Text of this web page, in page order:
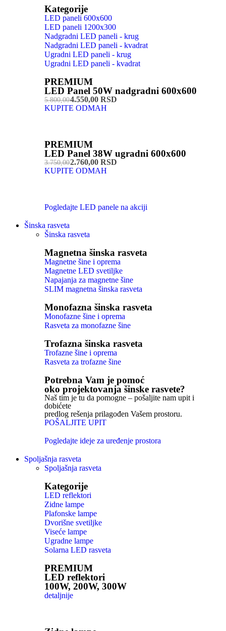
Kategorije
LED paneli 600x600
LED paneli 1200x300
Nadgradni LED paneli - krug
Nadgradni LED paneli - kvadrat
Ugradni LED paneli - krug
Ugradni LED paneli - kvadrat
PREMIUM
LED Panel 50W nadgradni 600x600
5.800,004.550,00 RSD
KUPITE ODMAH
PREMIUM
LED Panel 38W ugradni 600x600
3.750,002.760,00 RSD
KUPITE ODMAH
Pogledajte LED panele na akciji
Šinska rasveta
Šinska rasveta
Magnetna šinska rasveta
Magnetne šine i oprema
Magnetne LED svetiljke
Napajanja za magnetne šine
SLIM magnetna šinska rasveta
Monofazna šinska rasveta
Monofazne šine i oprema
Rasveta za monofazne šine
Trofazna šinska rasveta
Trofazne šine i oprema
Rasveta za trofazne šine
Potrebna Vam je pomoć
oko projektovanja šinske rasvete?
Naš tim je tu da pomogne – pošaljite nam upit i
dobićete
predlog rešenja prilagođen Vašem prostoru.
POŠALJITE UPIT
Pogledajte ideje za uređenje prostora
Spoljašnja rasveta
Spoljašnja rasveta
Kategorije
LED reflektori
Zidne lampe
Plafonske lampe
Dvorišne svetiljke
Viseće lampe
Ugradne lampe
Solarna LED rasveta
PREMIUM
LED reflektori
100W, 200W, 300W
detaljnije